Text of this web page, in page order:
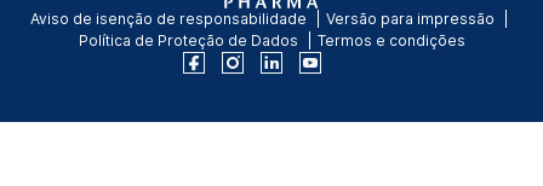
Aviso de isenção de responsabilidade
Versão para impressão
Política de Proteção de Dados
Termos e condições